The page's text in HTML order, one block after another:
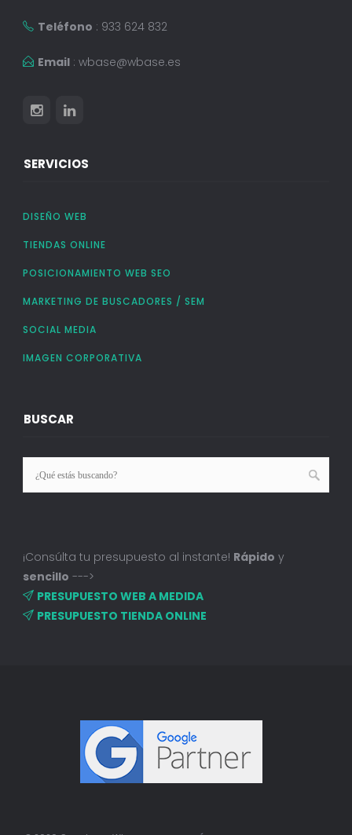
Teléfono : 933 624 832
Email: wbase@wbase.es
SERVICIOS
DISEÑO WEB
TIENDAS ONLINE
POSICIONAMIENTO WEB SEO
MARKETING DE BUSCADORES / SEM
SOCIAL MEDIA
IMAGEN CORPORATIVA
BUSCAR
¡Consúlta tu presupuesto al instante! Rápido y
sencillo --->
PRESUPUESTO WEB A MEDIDA
PRESUPUESTO TIENDA ONLINE